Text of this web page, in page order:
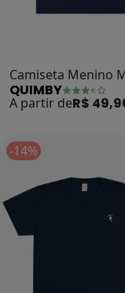
Camiseta Menino
Malha (Azul)
QUIMBY
A partir deR$
-14%